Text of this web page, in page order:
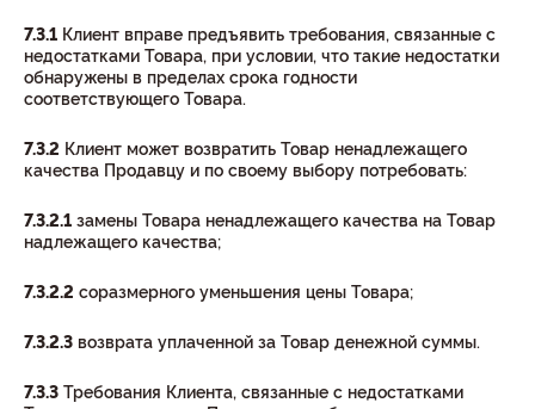
7.3.1 Клиент вправе предъявить требования, связанные с
недостатками Товара, при условии, что такие недостатки
обнаружены в пределах срока годности
соответствующего Товара.
7.3.2 Клиент может возвратить Товар ненадлежащего
качества Продавцу и по своему выбору потребовать:
7.3.2.1 замены Товара ненадлежащего качества на Товар
надлежащего качества;
7.3.2.2 соразмерного уменьшения цены Товара;
7.3.2.3 возврата уплаченной за Товар денежной суммы.
7.3.3 Требования Клиента, связанные с недостатками